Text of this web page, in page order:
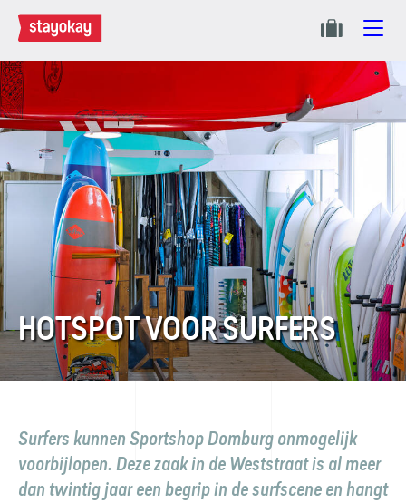
HOTSPOT VOOR SURFERS
Surfers kunnen Sportshop Domburg onmogelijk
voorbijlopen. Deze zaak in de Weststraat is al meer
dan twintig jaar een begrip in de surfscene en hangt